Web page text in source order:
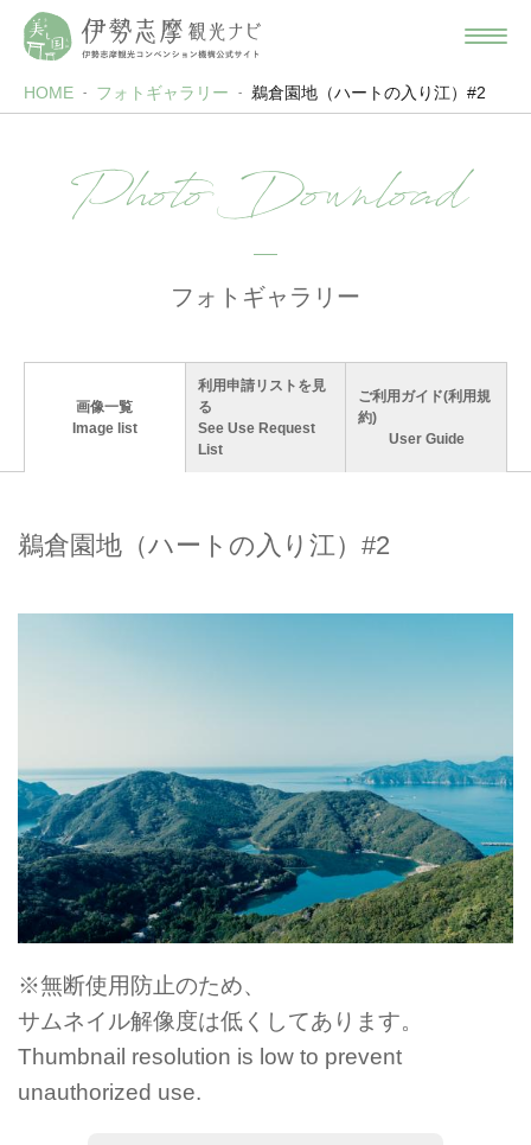
HOME フォトギャラリー 鵜倉園地（ハートの入り江）#2
Photo Download
フォトギャラリー
画像一覧
Image list
利用申請リストを見
る
See Use Request
List
ご利用ガイド(利用規
約)
User Guide
鵜倉園地（ハートの入り江）#2
※無断使用防止のため、
サムネイル解像度は低くしてあります。
Thumbnail resolution is low to prevent
unauthorized use.